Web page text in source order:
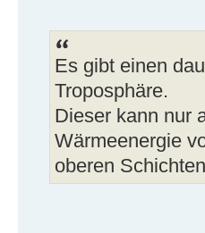
Es gibt einen
Troposphäre.
Dieser kann nur
Wärmeenergie
oberen